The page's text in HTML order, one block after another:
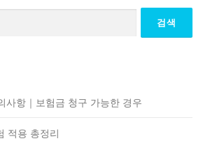
사항｜보험금 청구 가능한 경우
적용 총정리